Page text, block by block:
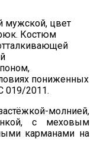
мужской, цвет
Костюм
пониженных
019/2011.
молнией,
с меховым
карманами на